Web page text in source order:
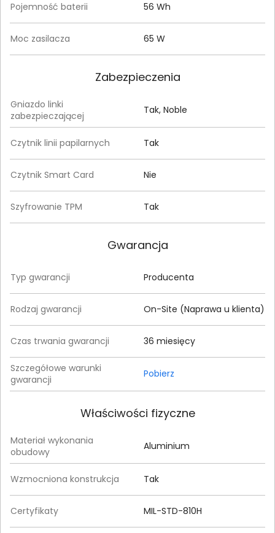
Pojemność baterii 56 Wh
Moc zasilacza 65 W
Zabezpieczenia
Gniazdo linki
zabezpieczającej
Tak, Noble
Czytnik linii papilarnych Tak
Czytnik Smart Card Nie
Szyfrowanie TPM Tak
Gwarancja
Typ gwarancji Producenta
Rodzaj gwarancji On-Site (Naprawa u klienta)
Czas trwania gwarancji 36 miesięcy
Szczegółowe warunki
gwarancji
Pobierz
Właściwości fizyczne
Materiał wykonania
obudowy
Aluminium
Wzmocniona konstrukcja Tak
Certyfikaty MIL-STD-810H